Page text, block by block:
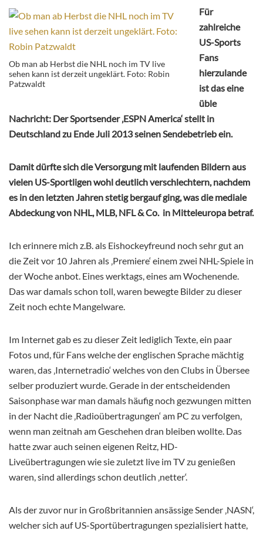
Ob man ab Herbst die NHL noch im TV live
sehen kann ist derzeit ungeklärt. Foto: Robin
Patzwaldt
Für
zahlreiche
US-Sports
Fans
hierzulande
ist das eine
üble
Nachricht: Der Sportsender ‚ESPN America‘ stellt in
Deutschland zu Ende Juli 2013 seinen Sendebetrieb ein.
Damit dürfte sich die Versorgung mit laufenden Bildern aus
vielen US-Sportligen wohl deutlich verschlechtern, nachdem
es in den letzten Jahren stetig bergauf ging, was die mediale
Abdeckung von NHL, MLB, NFL & Co. in Mitteleuropa betraf.
Ich erinnere mich z.B. als Eishockeyfreund noch sehr gut an
die Zeit vor 10 Jahren als ‚Premiere‘ einem zwei NHL-Spiele in
der Woche anbot. Eines werktags, eines am Wochenende.
Das war damals schon toll, waren bewegte Bilder zu dieser
Zeit noch echte Mangelware.
Im Internet gab es zu dieser Zeit lediglich Texte, ein paar
Fotos und, für Fans welche der englischen Sprache mächtig
waren, das ‚Internetradio‘ welches von den Clubs in Übersee
selber produziert wurde. Gerade in der entscheidenden
Saisonphase war man damals häufig noch gezwungen mitten
in der Nacht die ‚Radioübertragungen‘ am PC zu verfolgen,
wenn man zeitnah am Geschehen dran bleiben wollte. Das
hatte zwar auch seinen eigenen Reitz, HD-
Liveübertragungen wie sie zuletzt live im TV zu genießen
waren, sind allerdings schon deutlich ‚netter‘.
Als der zuvor nur in Großbritannien ansässige Sender ‚NASN‘,
welcher sich auf US-Sportübertragungen spezialisiert hatte,